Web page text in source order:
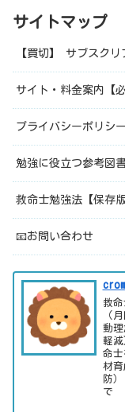
サイトマップ
【買切】 サブスクリ
サイト・料金案内【必
プライバシーポリシ
勉強に役立つ参考図
救命士勉強法【保存版
📧お問い合わせ
救
（
動
軽
命
材
防
で